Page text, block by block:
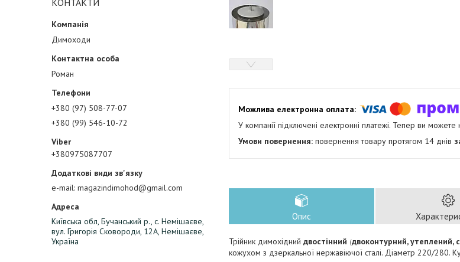
КОНТАКТИ
Димоходи
Роман
+380 (97) 508-77-07
+380 (99) 546-10-72
+380975087707
e-mail magazindimohod@gmail.com
Київська обл, Бучанський р., с. Немішаєве,
вул. Григорія Сковороди, 12А, Немішаєве,
Україна
У компанії підключені електронні платежі. Тепер ви
повернення товару протягом 14 днів
Опис
Трійник димохідний двостінний (двоконтурний, утеплений,
кожухом з дзеркальної нержавіючої сталі. Діаметр 220/280.